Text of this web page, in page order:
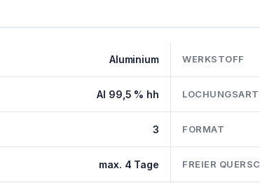
Aluminium WERKSTOFF
Al 99,5 % hh LOCHUNGSART
3 FORMAT
max. 4 Tage FREIER